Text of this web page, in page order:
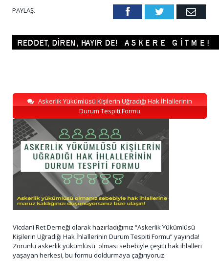
PAYLAŞ. FacebookTwitter Email
Askerlik Yükümlüsü Kişilerin Uğradığı Hak İhlallerinin
Durum Tespiti Formu
Vicdani Ret Derneği olarak hazırladığımız “Askerlik Yükümlüsü
Kişilerin Uğradığı Hak İhlallerinin Durum Tespiti Formu” yayında!
Zorunlu askerlik yükümlüsü olması sebebiyle çeşitli hak ihlalleri
yaşayan herkesi, bu formu doldurmaya çağırıyoruz.